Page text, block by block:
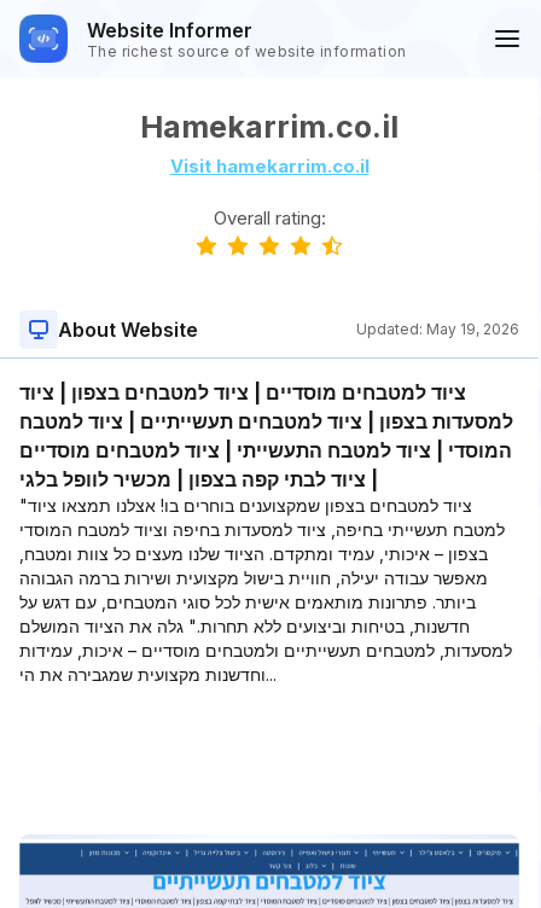
Website Informer
The richest source of website information
Hamekarrim.co.il
Visit hamekarrim.co.il
Overall rating:
About Website Updated: May 19, 2026
ציוד למטבחים מוסדיים | ציוד למטבחים בצפון | ציוד
למסעדות בצפון | ציוד למטבחים תעשייתיים | ציוד למטבח
המוסדי | ציוד למטבח התעשייתי | ציוד למטבחים מוסדיים
| ציוד לבתי קפה בצפון | מכשיר לוופל בלגי
"ציוד למטבחים בצפון שמקצוענים בוחרים בו! אצלנו תמצאו ציוד
למטבח תעשייתי בחיפה, ציוד למסעדות בחיפה וציוד למטבח המוסדי
בצפון – איכותי, עמיד ומתקדם. הציוד שלנו מעצים כל צוות ומטבח,
מאפשר עבודה יעילה, חוויית בישול מקצועית ושירות ברמה הגבוהה
ביותר. פתרונות מותאמים אישית לכל סוגי המטבחים, עם דגש על
חדשנות, בטיחות וביצועים ללא תחרות." גלה את הציוד המושלם
למסעדות, למטבחים תעשייתיים ולמטבחים מוסדיים – איכות, עמידות
וחדשנות מקצועית שמגבירה את הי...